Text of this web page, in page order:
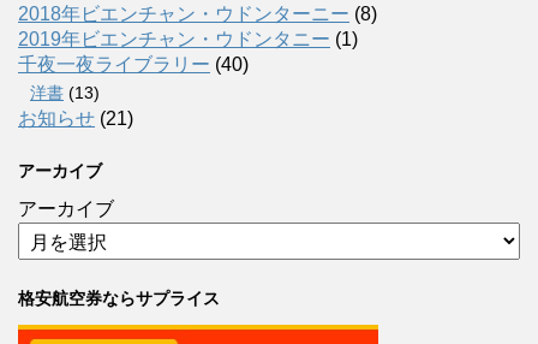
2018年ビエンチャン・ウドンターニー (8)
2019年ビエンチャン・ウドンタニー (1)
千夜一夜ライブラリー (40)
洋書 (13)
お知らせ (21)
アーカイブ
アーカイブ
格安航空券ならサプライス